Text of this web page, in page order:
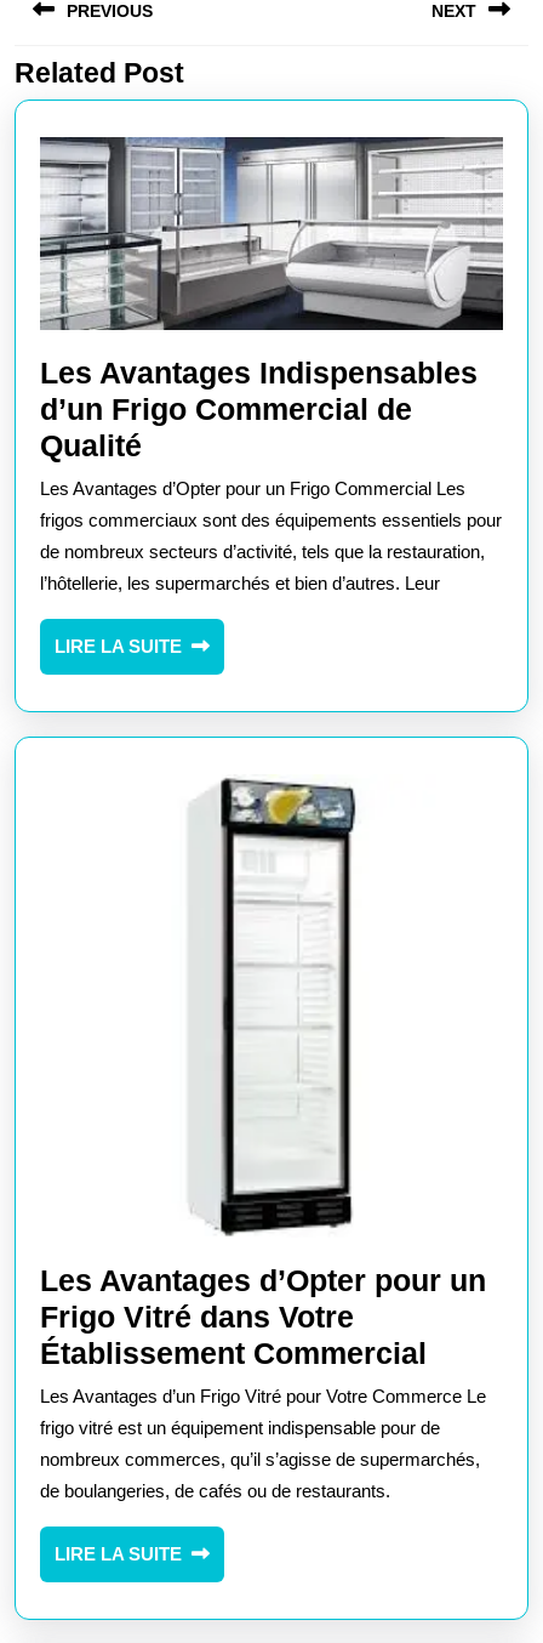
de
l’article
PREVIOUS
Article
précédent
NEXT
suivant
:
Related Post
Les Avantages Indispensables
d’un Frigo Commercial de
Qualité
Avantages
Indispensables
d’un
Frigo
Commercial
de
Les Avantages d’Opter pour un Frigo Commercial Les
frigos commerciaux sont des équipements essentiels pour
de nombreux secteurs d’activité, tels que la restauration,
l’hôtellerie, les supermarchés et bien d’autres. Leur
LIRE LA SUITE
LIRE
LA
Les Avantages d’Opter pour un
Frigo Vitré dans Votre
Établissement Commercial
d’Opter
pour
Les Avantages d’un Frigo Vitré pour Votre Commerce Le
frigo vitré est un équipement indispensable pour de
nombreux commerces, qu’il s’agisse de supermarchés,
de boulangeries, de cafés ou de restaurants.
LIRE LA SUITE
LIRE
LA